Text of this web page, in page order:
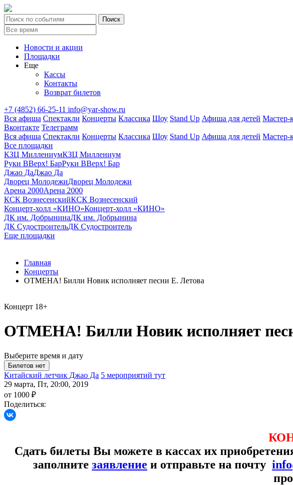
Новости и акции
Площадки
Еще
Кассы
Контакты
Возврат билетов
+7 (4852) 66-25-11 info@yar-show.ru
Вся афиша Спектакли Концерты Классика Шоу Stand Up Афиша для детей Мастер-
Вконтакте Телеграмм
Вся афиша Спектакли Концерты Классика Шоу Stand Up Афиша для детей Мастер-
Все площадки
КЗЦ МиллениумКЗЦ Миллениум
Руки ВВерх! БарРуки ВВерх! Бар
Джао ДаДжао Да
Дворец МолодежиДворец Молодежи
Арена 2000Арена 2000
КСК ВознесенскийКСК Вознесенский
Концерт-холл «КИНО»Концерт-холл «КИНО»
ДК им. ДобрынинаДК им. Добрынина
ДК СудостроительДК Судостроитель
Еще площадки
Главная
Концерты
ОТМЕНА! Билли Новик исполняет песни Е. Летова
Концерт 18+
ОТМЕНА! Билли Новик исполняет
Выберите время и дату
Китайский летчик Джао Да 5 мероприятий тут
29 марта, Пт, 20:00, 2019
от 1000 ₽
Поделиться:
Сдать билеты Вы можете в кассах их
заполните заявление и отправьте на почту